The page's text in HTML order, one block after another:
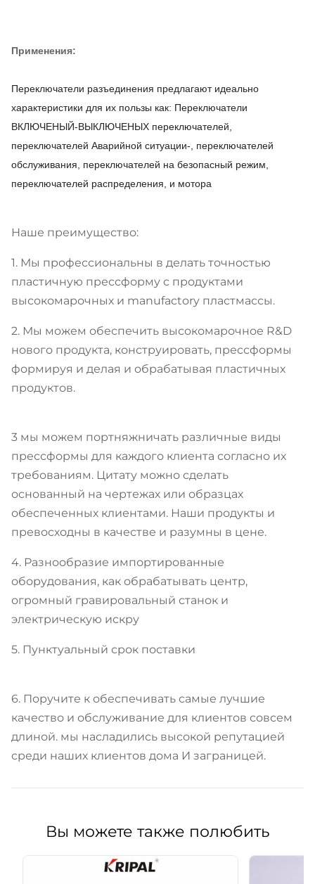
Применения:
Переключатели разъединения предлагают идеально
характеристики для их пользы как: Переключатели
ВКЛЮЧЕНЫЙ-ВЫКЛЮЧЕНЫХ переключателей,
переключателей Аварийной ситуации-, переключателей
обслуживания, переключателей на безопасный режим,
переключателей распределения, и мотора
Наше преимущество:
1. Мы профессиональны в делать точностью
пластичную прессформу с продуктами
высокомарочных и manufactory пластмассы.
2. Мы можем обеспечить высокомарочное R&D
нового продукта, конструировать, прессформы
формируя и делая и обрабатывая пластичных
продуктов.
3 мы можем портняжничать различные виды
прессформы для каждого клиента согласно их
требованиям. Цитату можно сделать
основанный на чертежах или образцах
обеспеченных клиентами. Наши продукты и
превосходны в качестве и разумны в цене.
4. Разнообразие импортированные
оборудования, как обрабатывать центр,
огромный гравировальный станок и
электрическую искру
5. Пунктуальный срок поставки
6. Поручите к обеспечивать самые лучшие
качество и обслуживание для клиентов совсем
длиной. мы насладились высокой репутацией
среди наших клиентов дома И заграницей.
Вы можете также полюбить